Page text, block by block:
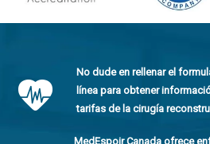
No dude en rellenar el
línea para obtener
tarifas de la cirugía
MedEspoir Canada ofrece